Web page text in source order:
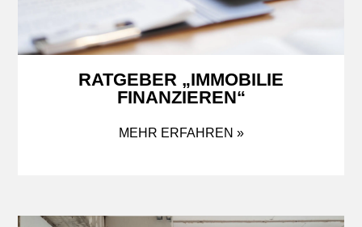
RATGEBER „IMMOBILIE
FINANZIEREN“
MEHR ERFAHREN »